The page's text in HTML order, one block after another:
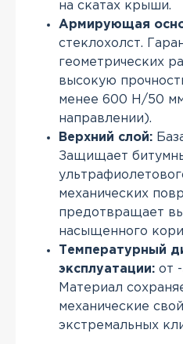
на скатах крыши.
Армирующая
стеклохолст.
геометрических
высокую
менее 600 Н/50
направлении).
Верхний слой:
Защищает
механических
предотвращает
насыщенного
Температурный
эксплуатации: от -
Материал
механические
экстремальных